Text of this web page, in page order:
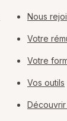
Nous
Votre
Votre
Vos outils
Découvrir